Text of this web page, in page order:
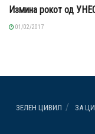
Измина рокот од
01/02/2017
ЗЕЛЕН ЦИВИЛ ЗА